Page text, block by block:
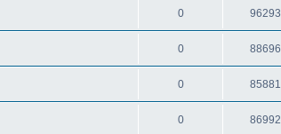
0 96293
0 88696
0 85881
0 86992